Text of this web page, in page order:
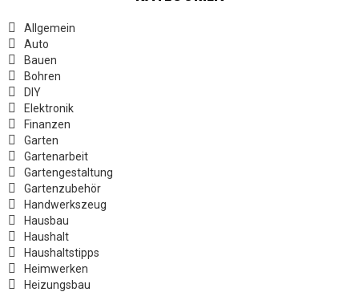
Allgemein
Auto
Bauen
Bohren
DIY
Elektronik
Finanzen
Garten
Gartenarbeit
Gartengestaltung
Gartenzubehör
Handwerkszeug
Hausbau
Haushalt
Haushaltstipps
Heimwerken
Heizungsbau